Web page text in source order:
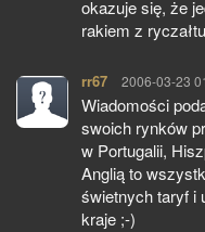
okazuje się, że
rakiem z
rr67 pisze:
2006-03-23
Wiadomości
swoich rynków
w Portugalii,
Anglią to
świetnych taryf i
kraje ;-)